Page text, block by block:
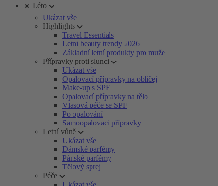
☀️ Léto
Ukázat vše
Highlights
Travel Essentials
Letní beauty trendy 2026
Základní letní produkty pro muže
Přípravky proti slunci
Ukázat vše
Opalovací přípravky na obličej
Make-up s SPF
Opalovací přípravky na tělo
Vlasová péče se SPF
Po opalování
Samoopalovací přípravky
Letní vůně
Ukázat vše
Dámské parfémy
Pánské parfémy
Tělový sprej
Péče
Ukázat vše